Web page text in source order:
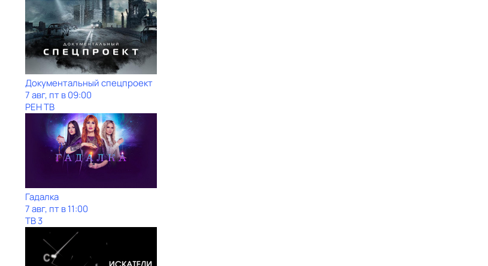
Документальный спецпроект
7 авг, пт в 09:00
РЕН ТВ
Гадалка
7 авг, пт в 11:00
ТВ 3